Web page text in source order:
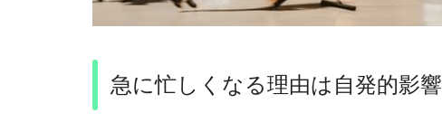
急に忙しくなる理由は自発的影響